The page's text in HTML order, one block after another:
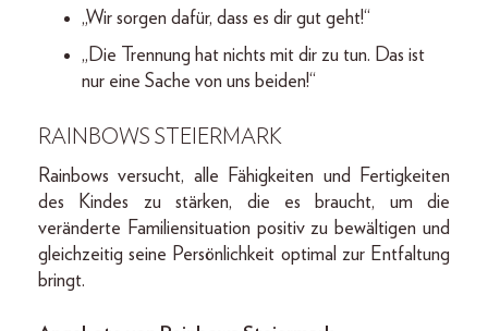
„Wir sorgen dafür, dass es dir gut geht!“
„Die Trennung hat nichts mit dir zu tun. Das ist
nur eine Sache von uns beiden!“
RAINBOWS STEIERMARK
Rainbows versucht, alle Fähigkeiten und Fertigkeiten
des Kindes zu stärken, die es braucht, um die
veränderte Familiensituation positiv zu bewältigen und
gleichzeitig seine Persönlichkeit optimal zur Entfaltung
bringt.